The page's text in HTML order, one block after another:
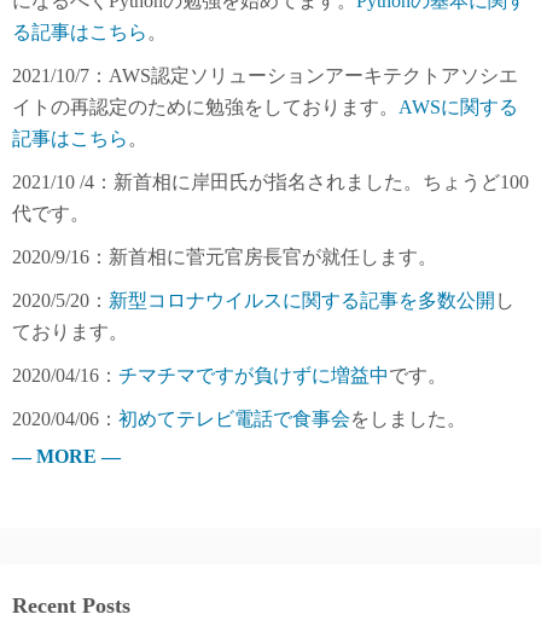
る記事はこちら 。
2021/10/7：AWS認定ソリューションアーキテクトアソシエ
イトの再認定のために勉強をしております。 AWSに関する
記事はこちら 。
2021/10 /4：新首相に岸田氏が指名されました。ちょうど100
代です。
2020/9/16：新首相に菅元官房長官が就任します。
2020/5/20： 新型コロナウイルスに関する記事を多数公開 し
ております。
2020/04/16： チマチマですが負けずに増益中です。
2020/04/06： 初めてテレビ電話で食事会をしました。
— MORE —
Recent Posts